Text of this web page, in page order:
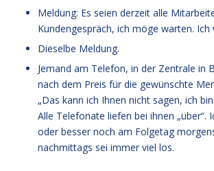
Meldung: Es seien derzeit alle
Kundengespräch, ich möge warten. Ich
Dieselbe Meldung.
Jemand am Telefon, in der Zentrale in
nach dem Preis für die gewünschte
„Das kann ich Ihnen nicht sagen, ich
Alle Telefonate liefen bei ihnen „über“.
oder besser noch am Folgetag
nachmittags sei immer viel los.